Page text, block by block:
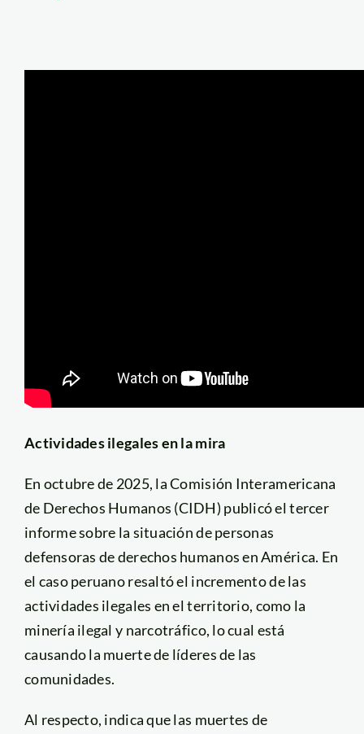
Actividades ilegales en la mira
En octubre de 2025, la Comisión Interamericana
de Derechos Humanos (CIDH) publicó el tercer
informe sobre la situación de personas
defensoras de derechos humanos en América. En
el caso peruano resaltó el incremento de las
actividades ilegales en el territorio, como la
minería ilegal y narcotráfico, lo cual está
causando la muerte de líderes de las
comunidades.
Al respecto, indica que las muertes de